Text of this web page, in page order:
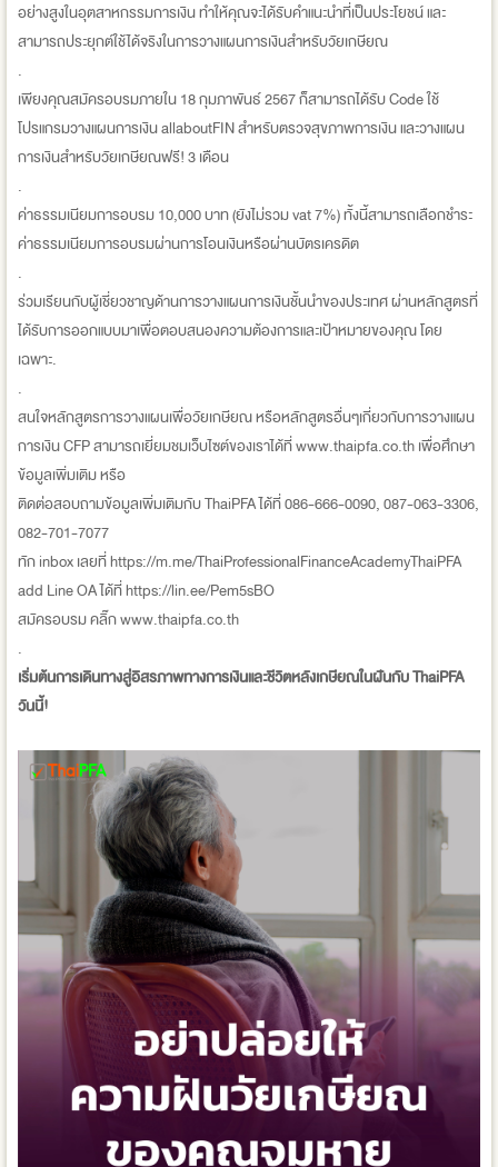
อย่างสูงในอุตสาหกรรมการเงิน ทำให้คุณจะได้รับคำแนะนำที่เป็นประโยชน์ และ
สามารถประยุกต์ใช้ได้จริงในการวางแผนการเงินสำหรับวัยเกษียณ
.
เพียงคุณสมัครอบรมภายใน 18 กุมภาพันธ์ 2567 ก็สามารถได้รับ Code ใช้
โปรแกรมวางแผนการเงิน allaboutFIN สำหรับตรวจสุขภาพการเงิน และวางแผน
การเงินสำหรับวัยเกษียณฟรี! 3 เดือน
.
ค่าธรรมเนียมการอบรม 10,000 บาท (ยังไม่รวม vat 7%) ทั้งนี้สามารถเลือกชำระ
ค่าธรรมเนียมการอบรมผ่านการโอนเงินหรือผ่านบัตรเครดิต
.
ร่วมเรียนกับผู้เชี่ยวชาญด้านการวางแผนการเงินชั้นนำของประเทศ ผ่านหลักสูตรที่
ได้รับการออกแบบมาเพื่อตอบสนองความต้องการและเป้าหมายของคุณ โดย
เฉพาะ.
.
สนใจหลักสูตรการวางแผนเพื่อวัยเกษียณ หรือหลักสูตรอื่นๆเกี่ยวกับการวางแผน
การเงิน CFP สามารถเยี่ยมชมเว็บไซต์ของเราได้ที่ www.thaipfa.co.th เพื่อศึกษา
ข้อมูลเพิ่มเติม หรือ
ติดต่อสอบถามข้อมูลเพิ่มเติมกับ ThaiPFA ได้ที่ 086-666-0090, 087-063-3306,
082-701-7077
ทัก inbox เลยที่ https://m.me/ThaiProfessionalFinanceAcademyThaiPFA
add Line OA ได้ที่ https://lin.ee/Pem5sBO
สมัครอบรม คลิ๊ก www.thaipfa.co.th
.
เริ่มต้นการเดินทางสู่อิสรภาพทางการเงินและชีวิตหลังเกษียณในฝันกับ ThaiPFA
วันนี้!